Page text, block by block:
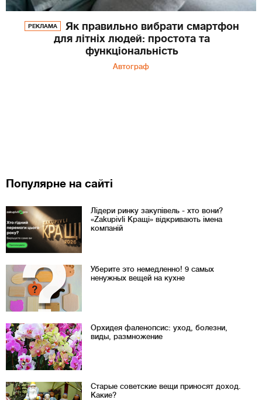
РЕКЛАМА
Як правильно вибрати смартфон
для літніх людей: простота та
функціональність
Автограф
Популярне на сайті
Лідери ринку закупівель - хто вони?
«Zakupivli Кращі» відкривають імена
компаній
Уберите это немедленно! 9 самых
ненужных вещей на кухне
Орхидея фаленопсис: уход, болезни,
виды, размножение
Старые советские вещи приносят доход.
Какие?